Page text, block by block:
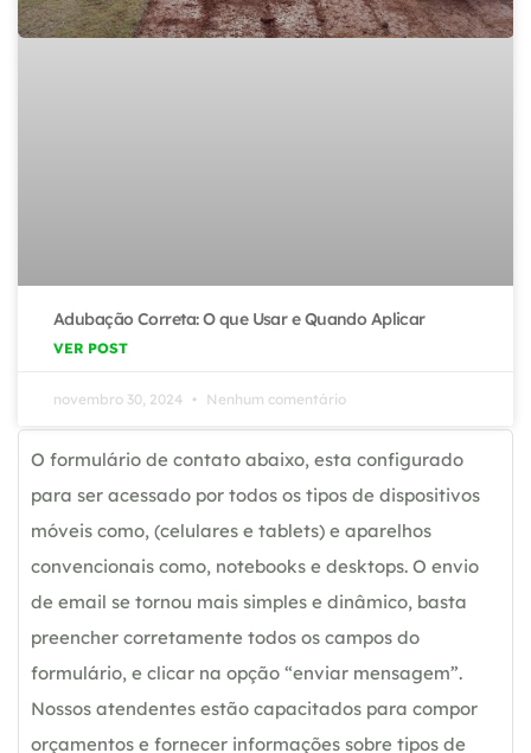
Adubação Correta: O que Usar e Quando Aplicar
VER POST
novembro 30, 2024 Nenhum comentário
O formulário de contato abaixo, esta configurado
para ser acessado por todos os tipos de dispositivos
móveis como, (celulares e tablets) e aparelhos
convencionais como, notebooks e desktops. O envio
de email se tornou mais simples e dinâmico, basta
preencher corretamente todos os campos do
formulário, e clicar na opção “enviar mensagem”.
Nossos atendentes estão capacitados para compor
orçamentos e fornecer informações sobre tipos de